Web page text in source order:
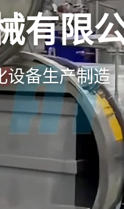
有限
设备生产制造